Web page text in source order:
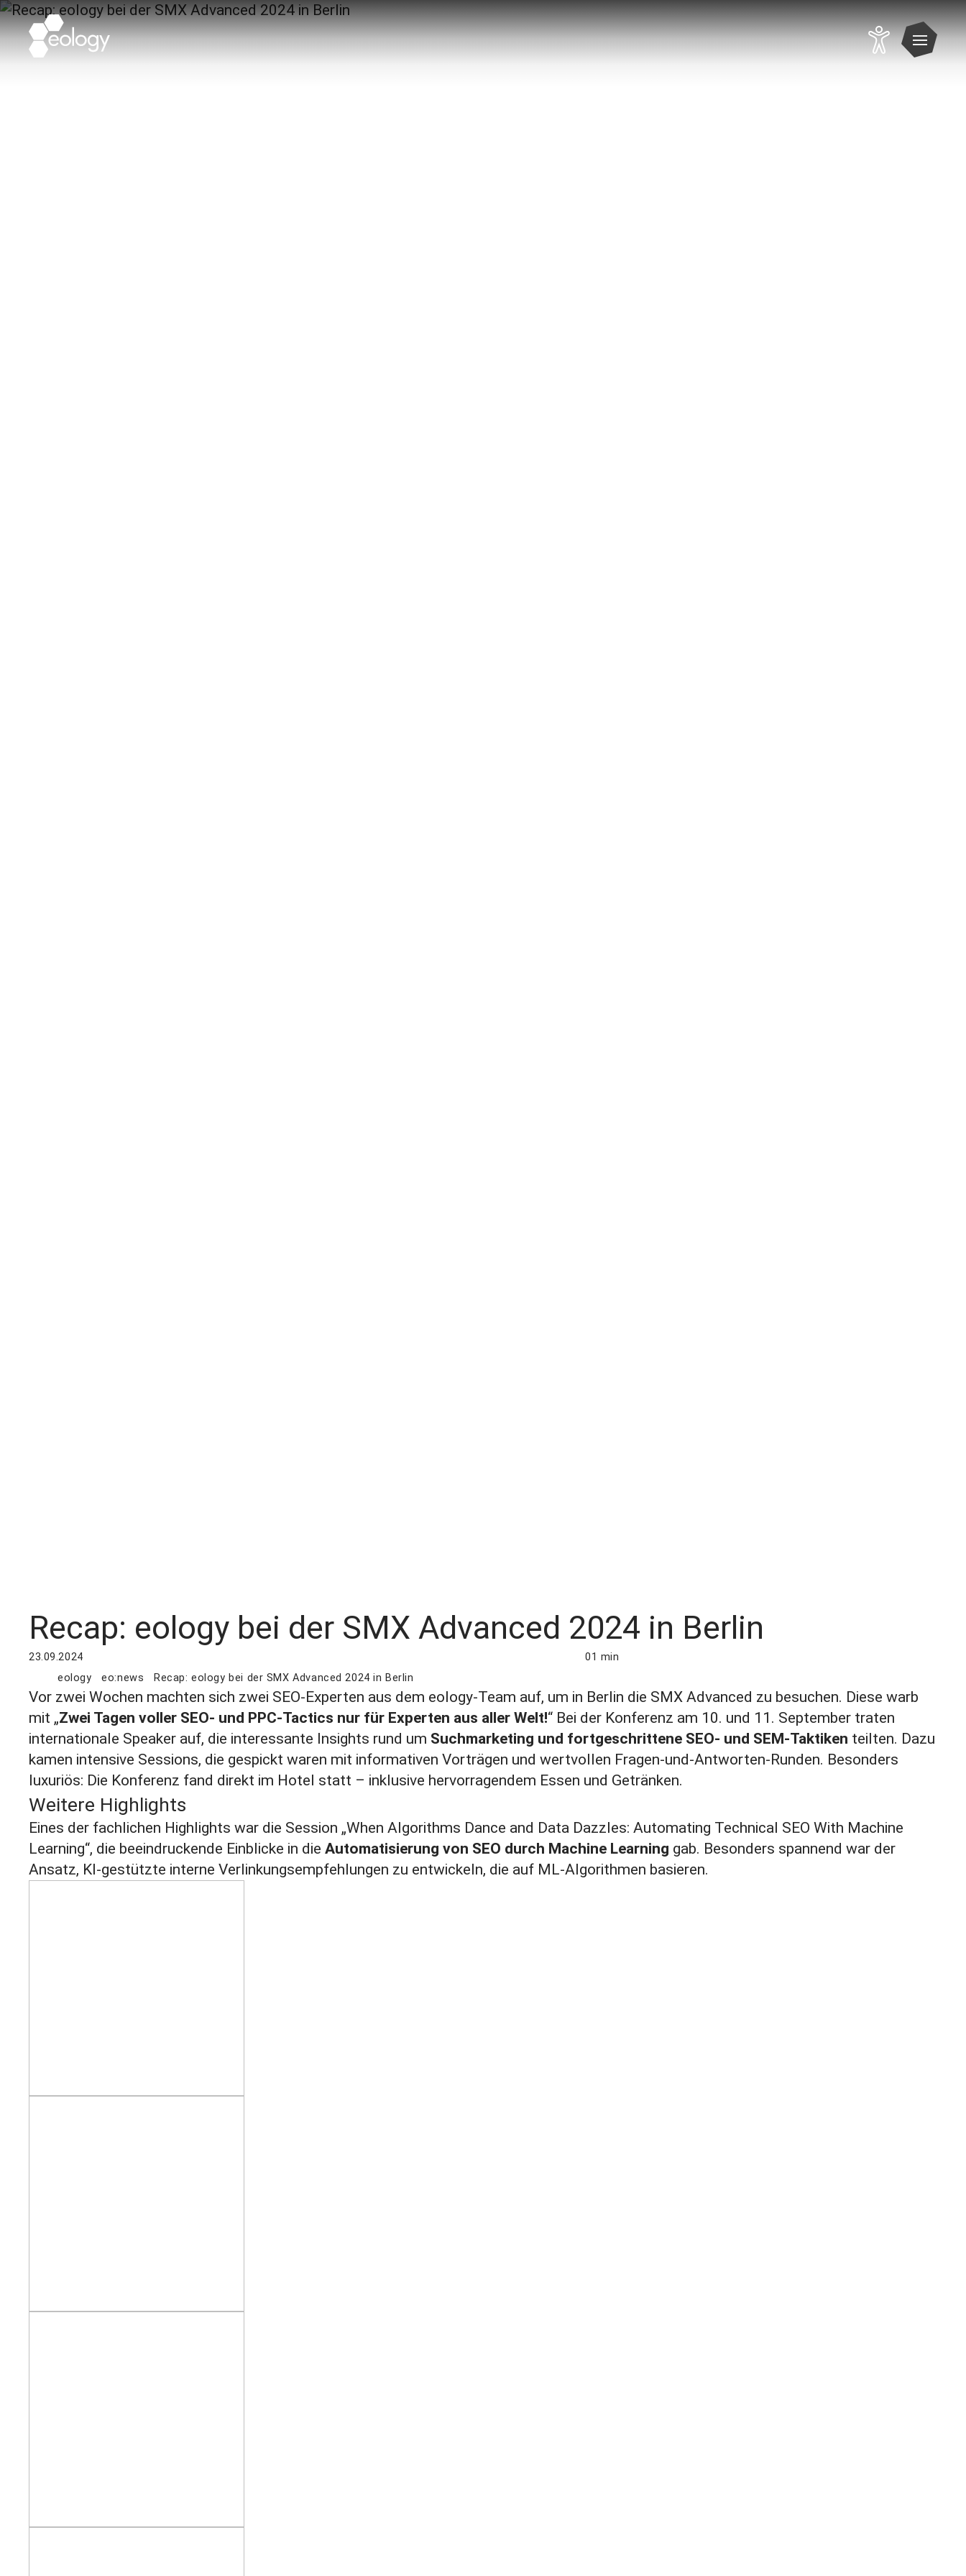
Recap: eology bei der SMX Advanced 2024 in Berlin
23.09.2024
01 min
eology
eo:news Recap: eology bei der SMX Advanced 2024 in Berlin
Vor zwei Wochen machten sich zwei SEO-Experten aus dem eology-Team auf, um in Berlin die SMX Advanced zu besuchen. Diese warb
mit „Zwei Tagen voller SEO- und PPC-Tactics nur für Experten aus aller Welt!“ Bei der Konferenz am 10. und 11. September traten
internationale Speaker auf, die interessante Insights rund um Suchmarketing und fortgeschrittene SEO- und SEM-Taktiken teilten. Dazu
kamen intensive Sessions, die gespickt waren mit informativen Vorträgen und wertvollen Fragen-und-Antworten-Runden. Besonders
luxuriös: Die Konferenz fand direkt im Hotel statt – inklusive hervorragendem Essen und Getränken.
Weitere Highlights
Eines der fachlichen Highlights war die Session „When Algorithms Dance and Data Dazzles: Automating Technical SEO With Machine
Learning“, die beeindruckende Einblicke in die Automatisierung von SEO durch Machine Learning gab. Besonders spannend war der
Ansatz, KI-gestützte interne Verlinkungsempfehlungen zu entwickeln, die auf ML-Algorithmen basieren.